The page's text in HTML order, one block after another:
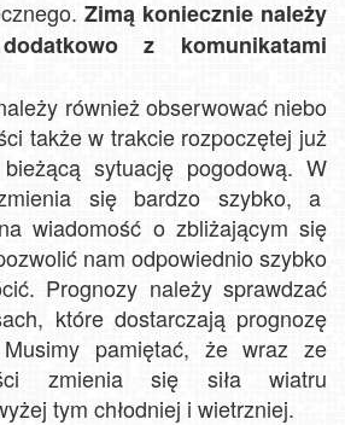
Zimą koniecznie należy
z komunikatami
również obserwować niebo
także w trakcie rozpoczętej już
sytuację pogodową. W
się bardzo szybko, a
wiadomość o zbliżającym się
nam odpowiednio szybko
Prognozy należy sprawdzać
które dostarczają prognozę
pamiętać, że wraz ze
zmienia się siła wiatru
tym chłodniej i wietrzniej.